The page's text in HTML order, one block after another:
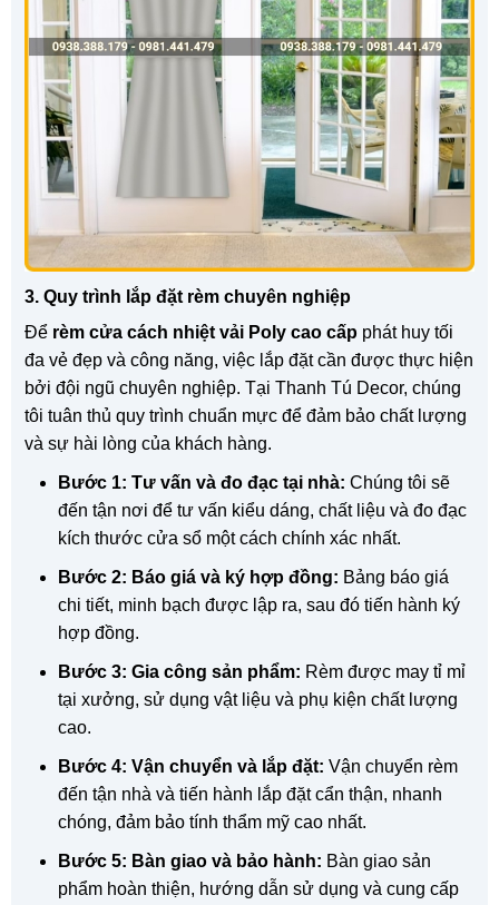
3. Quy trình lắp đặt rèm chuyên nghiệp
Để rèm cửa cách nhiệt vải Poly cao cấp phát huy tối
đa vẻ đẹp và công năng, việc lắp đặt cần được thực hiện
bởi đội ngũ chuyên nghiệp. Tại Thanh Tú Decor, chúng
tôi tuân thủ quy trình chuẩn mực để đảm bảo chất lượng
và sự hài lòng của khách hàng.
Bước 1: Tư vấn và đo đạc tại nhà: Chúng tôi sẽ
đến tận nơi để tư vấn kiểu dáng, chất liệu và đo đạc
kích thước cửa sổ một cách chính xác nhất.
Bước 2: Báo giá và ký hợp đồng: Bảng báo giá
chi tiết, minh bạch được lập ra, sau đó tiến hành ký
hợp đồng.
Bước 3: Gia công sản phẩm: Rèm được may tỉ mỉ
tại xưởng, sử dụng vật liệu và phụ kiện chất lượng
cao.
Bước 4: Vận chuyển và lắp đặt: Vận chuyển rèm
đến tận nhà và tiến hành lắp đặt cẩn thận, nhanh
chóng, đảm bảo tính thẩm mỹ cao nhất.
Bước 5: Bàn giao và bảo hành: Bàn giao sản
phẩm hoàn thiện, hướng dẫn sử dụng và cung cấp